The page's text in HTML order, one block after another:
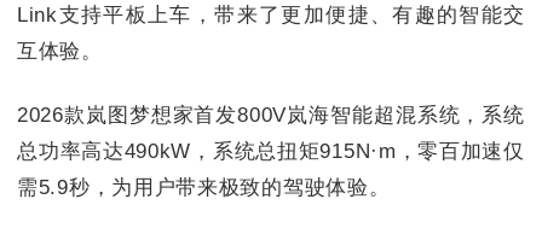
Link支持平板上车，带来了更加便捷、有趣的智能交
互体验。
2026款岚图梦想家首发800V岚海智能超混系统，系统
总功率高达490kW，系统总扭矩915N·m，零百加速仅
需5.9秒，为用户带来极致的驾驶体验。